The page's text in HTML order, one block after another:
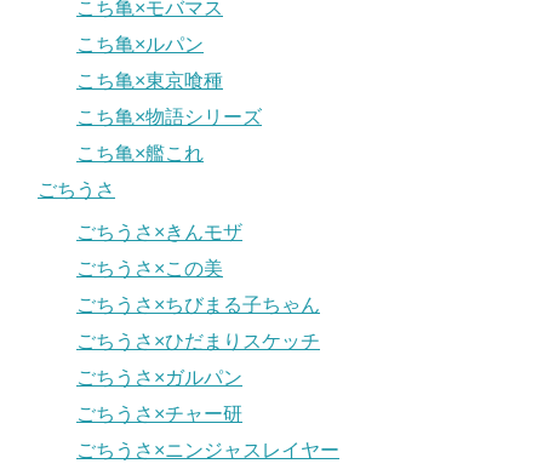
こち亀×モバマス
こち亀×ルパン
こち亀×東京喰種
こち亀×物語シリーズ
こち亀×艦これ
ごちうさ
ごちうさ×きんモザ
ごちうさ×この美
ごちうさ×ちびまる子ちゃん
ごちうさ×ひだまりスケッチ
ごちうさ×ガルパン
ごちうさ×チャー研
ごちうさ×ニンジャスレイヤー